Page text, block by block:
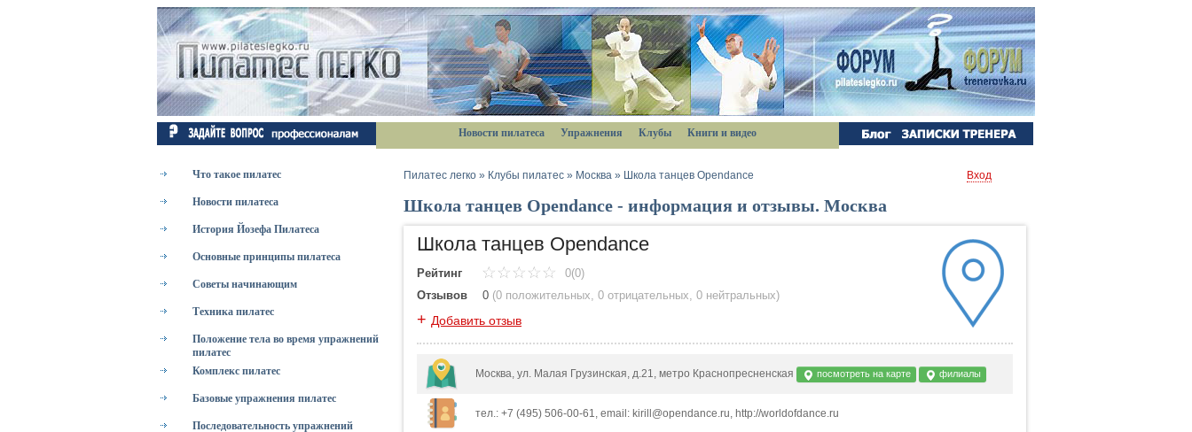
Новости пилатеса Упражнения Клубы Книги и видео
Что такое пилатес
Новости пилатеса
История Йозефа Пилатеса
Основные принципы пилатеса
Советы начинающим
Техника пилатес
Положение тела во время упражнений
пилатес
Комплекс пилатес
Базовые упражнения пилатес
Последовательность упражнений
Пилатес легко » Клубы пилатес » Москва » Школа танцев Opendance Вход
Школа танцев Opendance - информация и отзывы. Москва
Школа танцев Opendance
Рейтинг
0(0)
Отзывов
0 (0 положительных, 0 отрицательных, 0 нейтральных)
+ Добавить отзыв
Москва, ул. Малая Грузинская, д.21, метро Краснопресненская посмотреть на карте филиалы
тел.: +7 (495) 506-00-61, email: kirill@opendance.ru, http://worldofdance.ru